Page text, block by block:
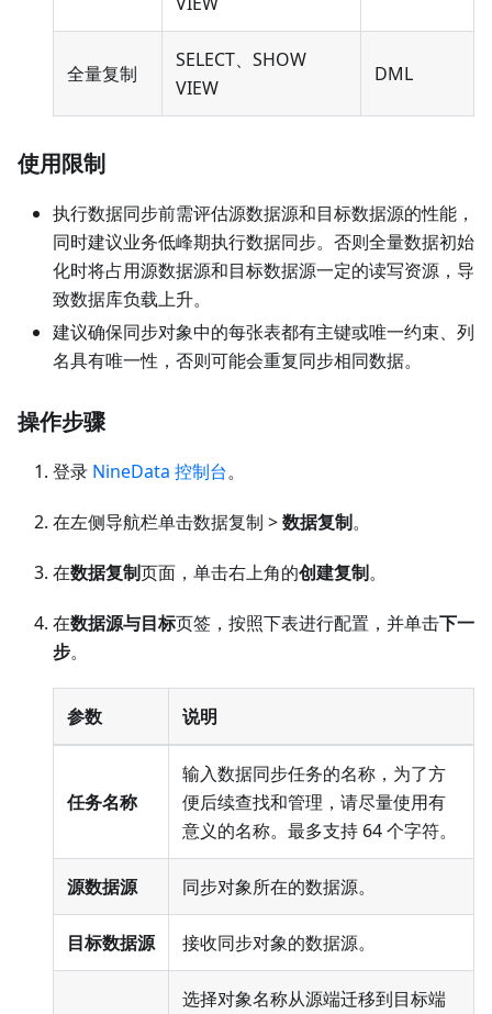
全量复制
SELECT、SHOW
VIEW
DML
使用限制
执行数据同步前需评估源数据源和目标数据源的性能，
同时建议业务低峰期执行数据同步。否则全量数据初始
化时将占用源数据源和目标数据源一定的读写资源，导
致数据库负载上升。
建议确保同步对象中的每张表都有主键或唯一约束、列
名具有唯一性，否则可能会重复同步相同数据。
操作步骤
登录 NineData 控制台。
在左侧导航栏单击数据复制 >数据复制。
在数据复制页面，单击右上角的创建复制。
在数据源与目标页签，按照下表进行配置，并单击下一
步。
参数 说明
任务名称
输入数据同步任务的名称，为了方
便后续查找和管理，请尽量使用有
意义的名称。最多支持 64 个字符。
源数据源 同步对象所在的数据源。
目标数据源 接收同步对象的数据源。
选择对象名称从源端迁移到目标端